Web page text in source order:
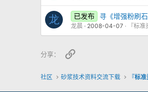
龙 已发布 寻《增强粉刷
龙晨 2008-04-07 『标准
分享： 链接
社区 砂浆技术资料交流下载 『标